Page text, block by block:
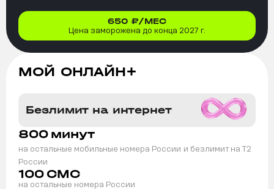
650 ₽/МЕС
Цена заморожена до конца 2027 г.
МОЙ ОНЛАЙН+
Безлимит на интернет
800 минут
на остальные мобильные номера России и безлимит на T2
России
100 СМС
на остальные номера России